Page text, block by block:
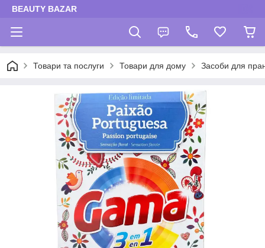
BEAUTY BAZAR
Товари та послуги Товари для дому Засоби для